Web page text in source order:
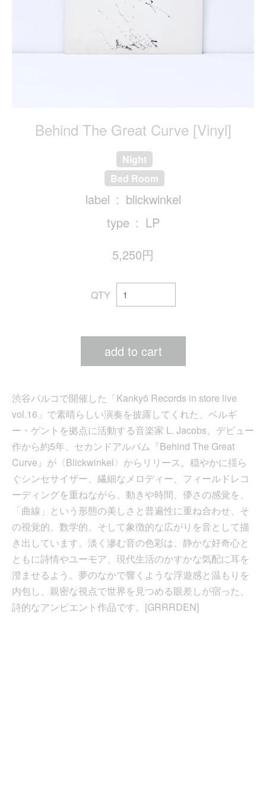
Behind The Great Curve [Vinyl]
Night
Bed Room
label
blickwinkel
type
LP
5,250円
QTY
add to cart
渋谷パルコで開催した「Kankyō Records in store live
vol.16」で素晴らしい演奏を披露してくれた、ベルギ
ー・ゲントを拠点に活動する音楽家 L. Jacobs。デビュー
作から約5年、セカンドアルバム『Behind The Great
Curve』が〈Blickwinkel〉からリリース。穏やかに揺ら
ぐシンセサイザー、繊細なメロディー、フィールドレコ
ーディングを重ねながら、動きや時間、儚さの感覚を、
「曲線」という形態の美しさと普遍性に重ね合わせ、そ
の視覚的、数学的、そして象徴的な広がりを音として描
き出しています。淡く滲む音の色彩は、静かな好奇心と
ともに詩情やユーモア、現代生活のかすかな気配に耳を
澄ませるよう。夢のなかで響くような浮遊感と温もりを
内包し、親密な視点で世界を見つめる眼差しが宿った、
詩的なアンビエント作品です。[GRRRDEN]